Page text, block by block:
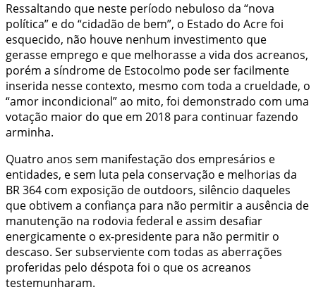
Ressaltando que neste período nebuloso da “nova
política” e do “cidadão de bem”, o Estado do Acre foi
esquecido, não houve nenhum investimento que
gerasse emprego e que melhorasse a vida dos acreanos,
porém a síndrome de Estocolmo pode ser facilmente
inserida nesse contexto, mesmo com toda a crueldade, o
“amor incondicional” ao mito, foi demonstrado com uma
votação maior do que em 2018 para continuar fazendo
arminha.
Quatro anos sem manifestação dos empresários e
entidades, e sem luta pela conservação e melhorias da
BR 364 com exposição de outdoors, silêncio daqueles
que obtivem a confiança para não permitir a ausência de
manutenção na rodovia federal e assim desafiar
energicamente o ex-presidente para não permitir o
descaso. Ser subserviente com todas as aberrações
proferidas pelo déspota foi o que os acreanos
testemunharam.